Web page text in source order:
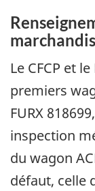
Le CFCP et
premiers
FURX
inspection
du wagon
défaut, celle